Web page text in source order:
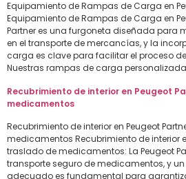
Equipamiento de Rampas de Carga en
Equipamiento de Rampas de Carga en
Partner es una furgoneta diseñada para
en el transporte de mercancías, y la
carga es clave para facilitar el proceso
Nuestras rampas de carga
Recubrimiento de interior en Peugeot
medicamentos
Recubrimiento de interior en Peugeot
medicamentos Recubrimiento de interior
traslado de medicamentos: La Peugeot
transporte seguro de medicamentos, y
adecuado es fundamental para